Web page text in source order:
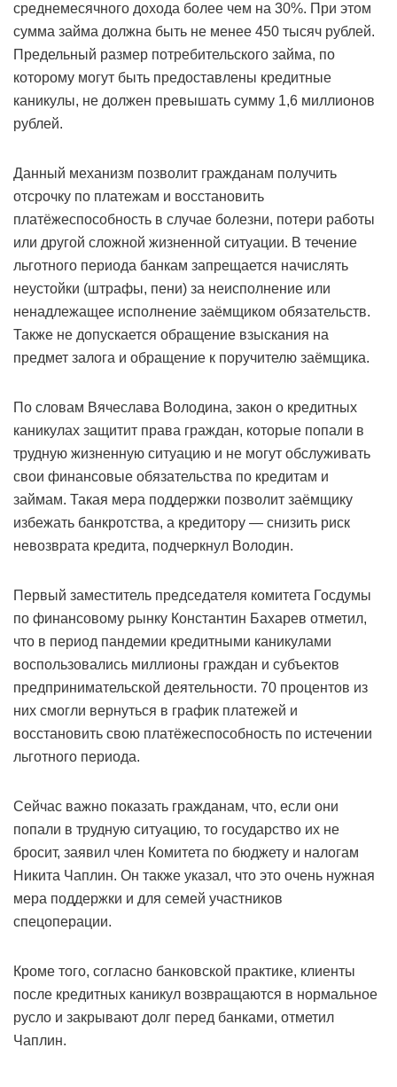
среднемесячного дохода более чем на 30%. При этом
сумма займа должна быть не менее 450 тысяч рублей.
Предельный размер потребительского займа, по
которому могут быть предоставлены кредитные
каникулы, не должен превышать сумму 1,6 миллионов
рублей.
Данный механизм позволит гражданам получить
отсрочку по платежам и восстановить
платёжеспособность в случае болезни, потери работы
или другой сложной жизненной ситуации. В течение
льготного периода банкам запрещается начислять
неустойки (штрафы, пени) за неисполнение или
ненадлежащее исполнение заёмщиком обязательств.
Также не допускается обращение взыскания на
предмет залога и обращение к поручителю заёмщика.
По словам Вячеслава Володина, закон о кредитных
каникулах защитит права граждан, которые попали в
трудную жизненную ситуацию и не могут обслуживать
свои финансовые обязательства по кредитам и
займам. Такая мера поддержки позволит заёмщику
избежать банкротства, а кредитору — снизить риск
невозврата кредита, подчеркнул Володин.
Первый заместитель председателя комитета Госдумы
по финансовому рынку Константин Бахарев отметил,
что в период пандемии кредитными каникулами
воспользовались миллионы граждан и субъектов
предпринимательской деятельности. 70 процентов из
них смогли вернуться в график платежей и
восстановить свою платёжеспособность по истечении
льготного периода.
Сейчас важно показать гражданам, что, если они
попали в трудную ситуацию, то государство их не
бросит, заявил член Комитета по бюджету и налогам
Никита Чаплин. Он также указал, что это очень нужная
мера поддержки и для семей участников
спецоперации.
Кроме того, согласно банковской практике, клиенты
после кредитных каникул возвращаются в нормальное
русло и закрывают долг перед банками, отметил
Чаплин.